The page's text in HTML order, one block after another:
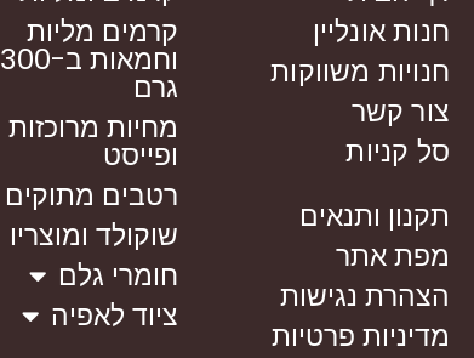
חנות אונליין
חנויות משווקות
צור קשר
סל קניות
תקנון ותנאים
מפת אתר
הצהרת נגישות
מדיניות פרטיות
קרמים מליות
וחמאות ב-300
גרם
מחיות מרוכזות
ופייסט
רטבים מתוקים
שוקולד ומוצריו
חומרי גלם
ציוד לאפיה